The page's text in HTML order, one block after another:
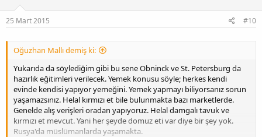
25 Mart 2015 #10
Oğuzhan Mallı demiş ki:
Yukarıda da söylediğim gibi bu sene Obninck ve St. Petersburg da
hazırlık eğitimleri verilecek. Yemek konusu söyle; herkes kendi
evinde kendisi yapıyor yemeğini. Yemek yapmayı biliyorsanız sorun
yaşamazsınız. Helal kırmızı et bile bulunmakta bazı marketlerde.
Genelde alış verişleri oradan yapıyoruz. Helal damgalı tavuk ve
kırmızı et mevcut. Yani her şeyde domuz eti var diye bir şey yok.
Rusya'da müslümanlarda yaşamakta.